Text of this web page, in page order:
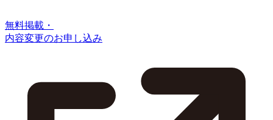
無料掲載・
内容変更のお申し込み